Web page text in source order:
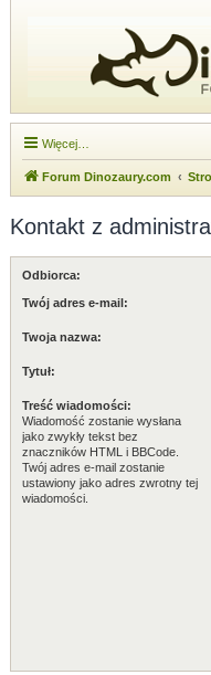
Więcej…
Forum Dinozaury.com
Kontakt z
Odbiorca:
Twój adres e-mail:
Twoja nazwa:
Tytuł:
Treść wiadomości:
Wiadomość zostanie wysłana
jako zwykły tekst bez
znaczników HTML i BBCode.
Twój adres e-mail zostanie
ustawiony jako adres zwrotny tej
wiadomości.